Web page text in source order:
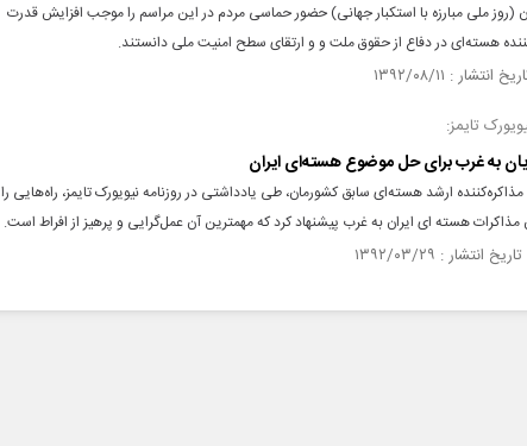
یوم‌الله 13 آبان (روز ملی مبارزه با استکبار جهانی) حضور حماسی مردم در این مراسم را موجب افزایش قدرت
هسته‌ای در دفاع از حقوق ملت و و ارتقای سطح امنیت ملی دانستند.
تایمز:
به غرب برای حل موضوع هسته‌ای ایران
ارشد هسته‌ای سابق کشورمان، طی یادداشتی در روزنامه نیویورک تایمز، راه‌هایی را
مذاکرات هسته ای ایران به غرب پیشنهاد کرد که مهمترین آن عمل‌گرایی و پرهیز از افراط است.